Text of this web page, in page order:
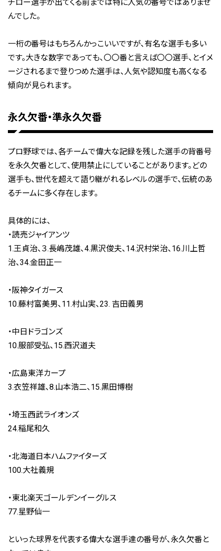
チロー選手が出てくる前までは特に人気の番号ではありませ
んでした。
一桁の番号はもちろんかっこいいですが、有名な選手も多い
です。大きな数字であっても、〇〇番と言えば〇〇選手、とイメ
ージされるまで登りつめた選手は、人気や認知度も高くなる
傾向が見られます。
永久欠番・準永久欠番
プロ野球では、各チームで偉大な記録を残した選手の背番号
を永久欠番として、使用禁止にしていることがあります。どの
選手も、世代を超えて語り継がれるレベルの選手で、伝統のあ
るチームに多く存在します。
具体的には、
・読売ジャイアンツ
1.王貞治、３.長嶋茂雄、4.黒沢俊夫、14.沢村栄治、16.川上哲
治、34.金田正一
・阪神タイガース
10.藤村富美男、11.村山実、23. 吉田義男
・中日ドラゴンズ
10.服部受弘、15.西沢道夫
・広島東洋カープ
3.衣笠祥雄、8.山本浩二、15.黒田博樹
・埼玉西武ライオンズ
24.稲尾和久
・北海道日本ハムファイターズ
100.大社義規
・東北楽天ゴールデンイーグルス
77.星野仙一
といった球界を代表する偉大な選手達の番号が、永久欠番と